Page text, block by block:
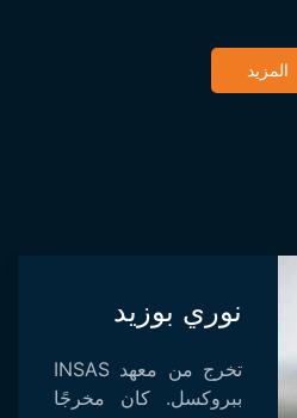
المزيد
نوري بوزيد
تخرج من معهد INSAS
ببروكسل. كان مخرجًا